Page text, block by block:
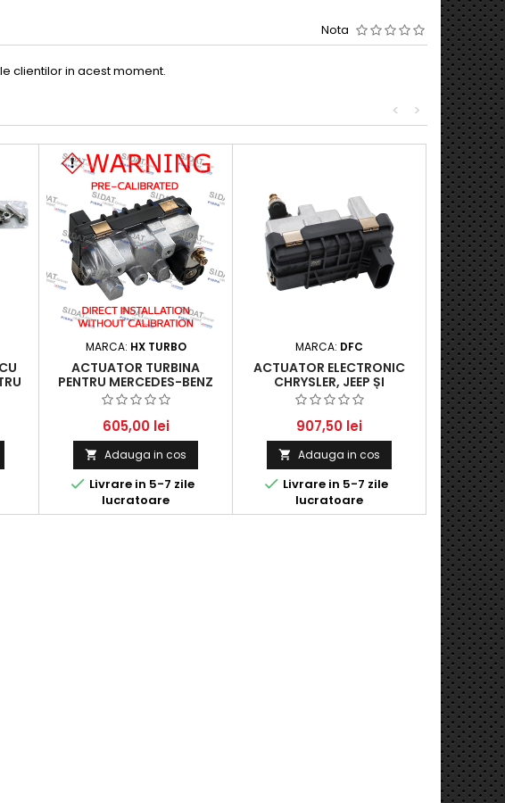
Nota
clientilor in acest moment.
>
<
MARCA: HX TURBO
ACTUATOR TURBINA
PENTRU MERCEDES-BENZ
GLK-CLASS (X204) 320 CDI
4-MATIC (2008 - 2015) -
224 HP
605,00 lei
 Adauga in cos
 Livrare in 5-7 zile
lucratoare
MARCA: DFC
ACTUATOR ELECTRONIC
CHRYSLER, JEEP ȘI
MERCEDES-BENZ PENTRU 3.0
907,50 lei
 Adauga in cos
 Livrare in 5-7 zile
lucratoare